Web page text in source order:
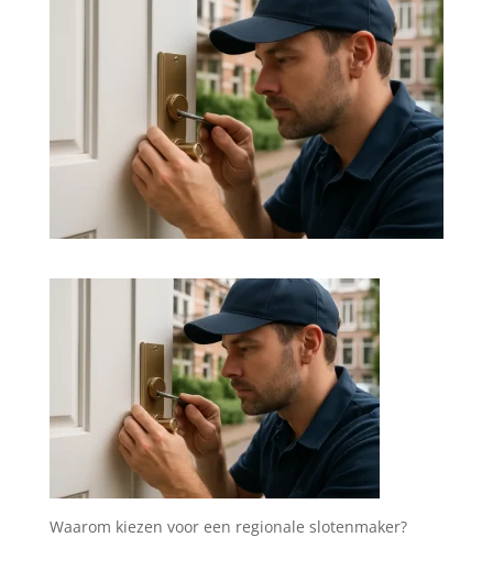
Waarom kiezen voor een regionale slotenmaker?